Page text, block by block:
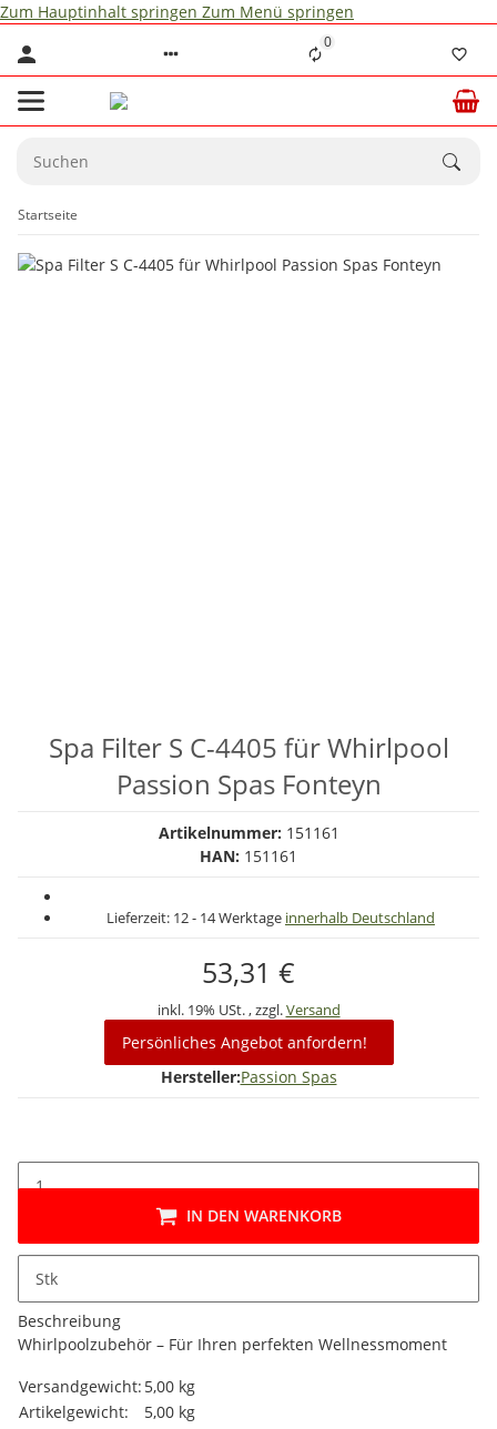
Zum Hauptinhalt springen Zum Menü springen
0
Startseite
Spa Filter S C-4405 für Whirlpool
Passion Spas Fonteyn
Artikelnummer: 151161
HAN: 151161
Lieferzeit: 12 - 14 Werktage innerhalb Deutschland
53,31 €
inkl. 19% USt. , zzgl.Versand
Persönliches Angebot anfordern!
Hersteller:Passion Spas
Stk
IN DEN WARENKORB
Beschreibung
Whirlpoolzubehör – Für Ihren perfekten Wellnessmoment
Produkteigenschaft
Wert
Versandgewicht: 5,00 kg
Artikelgewicht:
5,00 kg